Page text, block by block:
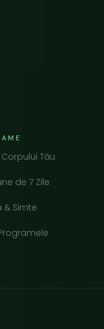
Tău
de 7 Zile
& Simte